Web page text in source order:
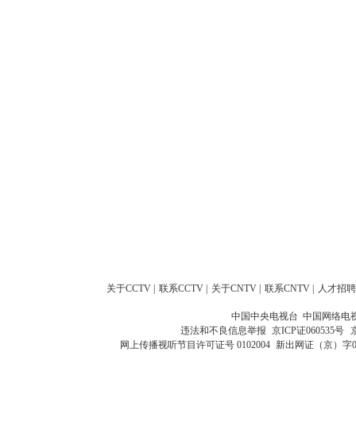
关于CCTV 联系CCTV 关于CNTV 联系CNTV 人才招聘
中国中央电视台 中国网络电
违法和不良信息举报 京ICP证060535号
网上传播视听节目许可证号 0102004 新出网证（京）